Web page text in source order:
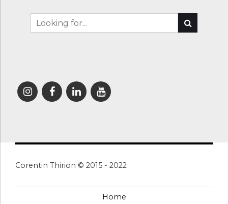
Corentin Thirion © 2015 - 2022
Home